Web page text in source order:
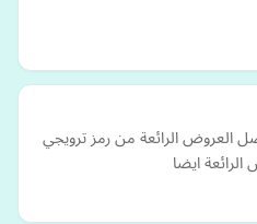
العروض الرائعة من رمز ترويجي
الرائعة ايضا